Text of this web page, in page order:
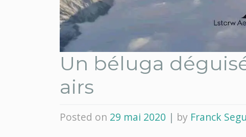
Un béluga
airs
Posted on 29 mai 2020 | by Franck